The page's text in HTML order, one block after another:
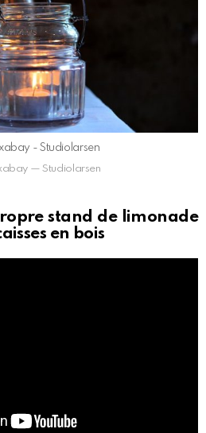
- Studiolarsen
— Studiolarsen
stand de limonade
en bois